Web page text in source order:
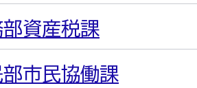
部資産税課
市民協働課